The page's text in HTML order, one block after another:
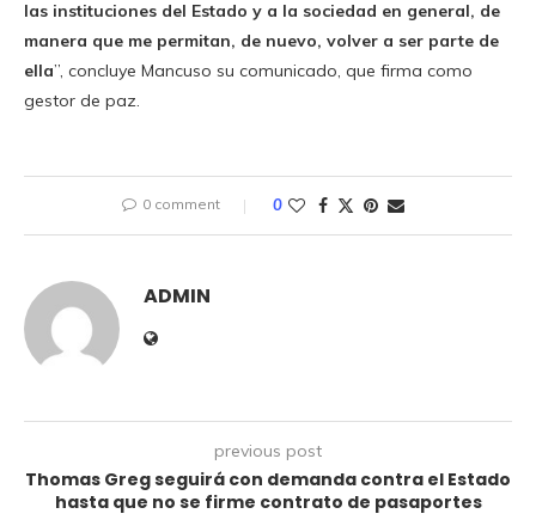
las instituciones del Estado y a la sociedad en general, de
manera que me permitan, de nuevo, volver a ser parte de
ella”, concluye Mancuso su comunicado, que firma como
gestor de paz.
0 comment 0
ADMIN
previous post
Thomas Greg seguirá con demanda contra el Estado
hasta que no se firme contrato de pasaportes